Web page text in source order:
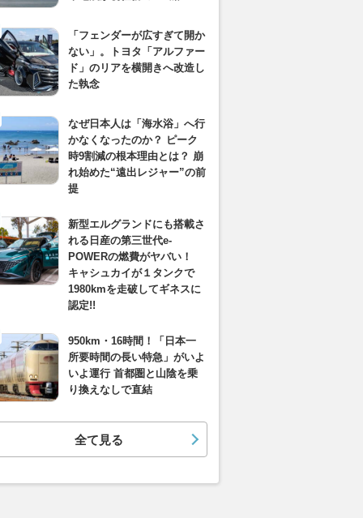
「フェンダーが広すぎて開か
ない」。トヨタ「アルファー
ド」のリアを横開きへ改造し
た執念
なぜ日本人は「海水浴」へ行
かなくなったのか？ ピーク
時9割減の根本理由とは？ 崩
れ始めた“遠出レジャー”の前
提
新型エルグランドにも搭載さ
れる日産の第三世代e-
POWERの燃費がヤバい！
キャシュカイが１タンクで
1980kmを走破してギネスに
認定!!
950km・16時間！「日本一
所要時間の長い特急」がいよ
いよ運行 首都圏と山陰を乗
り換えなしで直結
全て見る